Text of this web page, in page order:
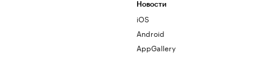
Новости
iOS
Android
AppGallery